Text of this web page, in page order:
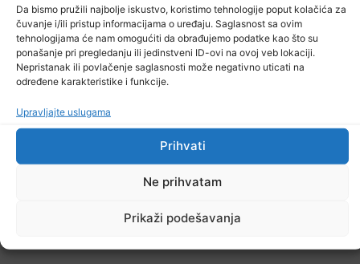
Da bismo pružili najbolje iskustvo, koristimo tehnologije poput kolačića za
čuvanje i/ili pristup informacijama o uređaju. Saglasnost sa ovim
tehnologijama će nam omogućiti da obrađujemo podatke kao što su
ponašanje pri pregledanju ili jedinstveni ID-ovi na ovoj veb lokaciji.
Nepristanak ili povlačenje saglasnosti može negativno uticati na
određene karakteristike i funkcije.
Upravljajte uslugama
Prihvati
Ne prihvatam
Prikaži podešavanja